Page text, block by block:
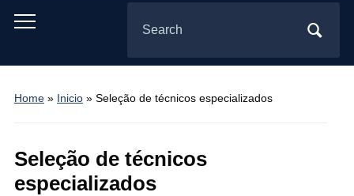
Toggle
menu
for:
Home» Inicio» Seleção de técnicos especializados
Seleção de técnicos
especializados